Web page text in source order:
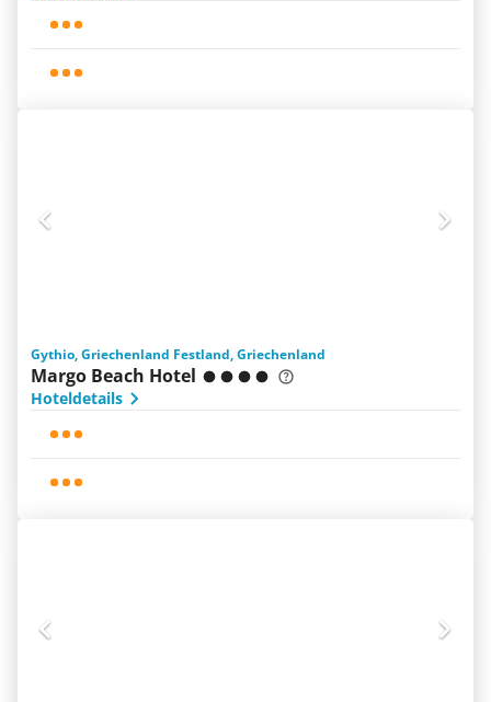
Gythio, Griechenland Festland, Griechenland
Margo Beach Hotel
Hoteldetails